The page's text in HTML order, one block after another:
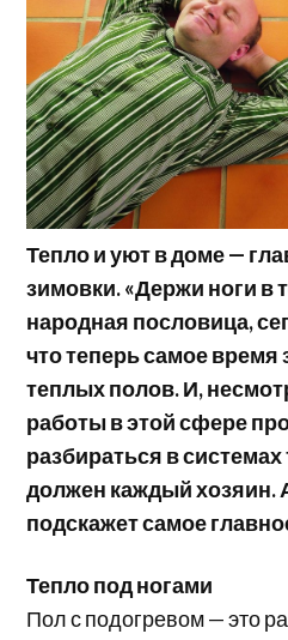
Тепло и уют в доме —
зимовки. «Держи ноги в
народная пословица,
что теперь самое время
теплых полов. И,
работы в этой сфере
разбираться в
должен каждый хозяин.
подскажет самое
Тепло под ногами
Пол с подогревом — это